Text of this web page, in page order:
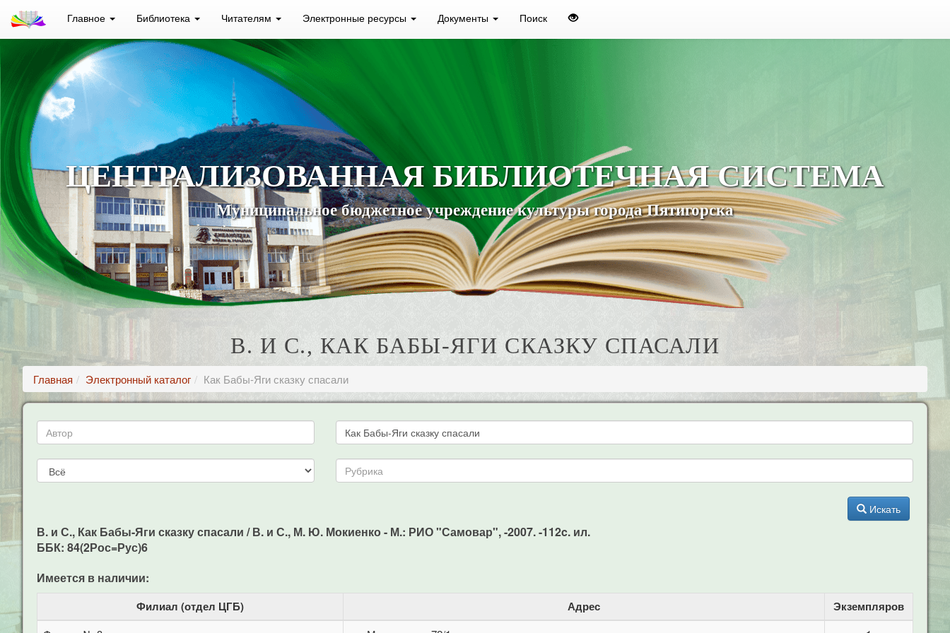
Главное Библиотека Читателям Электронные ресурсы Документы Поиск
ЦЕНТРАЛИЗОВАННАЯ БИБЛИОТЕЧНАЯ СИСТЕМА
Муниципальное бюджетное учреждение культуры города Пятигорска
В. И С., КАК БАБЫ-ЯГИ СКАЗКУ СПАСАЛИ
Главная Электронный каталог Как Бабы-Яги сказку спасали
Искать
В. и С., Как Бабы-Яги сказку спасали / В. и С., М. Ю. Мокиенко - М.: РИО "Самовар", -2007. -112c. ил.
ББК: 84(2Рос=Рус)6
Имеется в наличии:
Филиал (отдел ЦГБ) Адрес Экземпляров